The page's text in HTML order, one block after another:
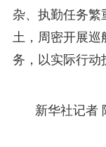
杂、执勤任务繁
土，周密开展
务，以实际行动
新华社记者